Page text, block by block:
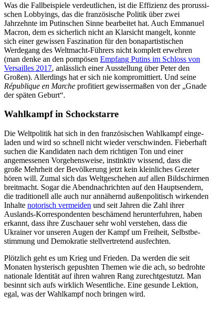
Was die Fallbei­spiele verdeut­lichen, ist die Effizienz des prorus­si­
schen Lobbyings, das die franzö­sische Politik über zwei
Jahrzehnte im Putin­schen Sinne bearbeitet hat. Auch Emmanuel
Macron, dem es sicherlich nicht an Klarsicht mangelt, konnte
sich einer gewissen Faszi­nation für den bonapar­tis­ti­schen
Werdegang des Weltmacht-Führers nicht komplett erwehren
(man denke an den pompösen Empfang Putins im Schloss von
Versailles 2017, anlässlich einer Ausstellung über Peter den
Großen). Aller­dings hat er sich nie kompro­mit­tiert. Und seine
République en Marche profi­tiert gewis­ser­maßen von der „Gnade
der späten Geburt“.
Wahlkampf in Schockstarre
Die Weltpo­litik hat sich in den franzö­si­schen Wahlkampf einge­
laden und wird so schnell nicht wieder verschwinden. Fieberhaft
suchen die Kandi­daten nach dem richtigen Ton und einer
angemes­senen Vorge­hens­weise, instinktiv wissend, dass die
große Mehrheit der Bevöl­kerung jetzt kein klein­liches Gezeter
hören will. Zumal sich das Weltge­schehen auf allen Bildschirmen
breit­macht. Sogar die Abend­nach­richten auf den Haupt­sendern,
die tradi­tionell alle auch nur annähernd außen­po­li­tisch wirkenden
Inhalte notorisch vermeiden und seit Jahren die Zahl ihrer
Auslands-Korre­spon­denten beschämend herun­ter­fuhren, haben
erkannt, dass ihre Zuschauer sehr wohl verstehen, dass die
Ukrainer vor unseren Augen der Kampf um Freiheit, Selbst­be­
stimmung und Demokratie stell­ver­tretend ausfechten.
Plötzlich geht es um Krieg und Frieden. Da werden die seit
Monaten hyste­risch gepushten Themen wie die ach, so bedrohte
nationale Identität auf ihren wahren Rang zurecht­ge­stutzt. Man
besinnt sich aufs wirklich Wesent­liche. Eine gesunde Lektion,
egal, was der Wahlkampf noch bringen wird.